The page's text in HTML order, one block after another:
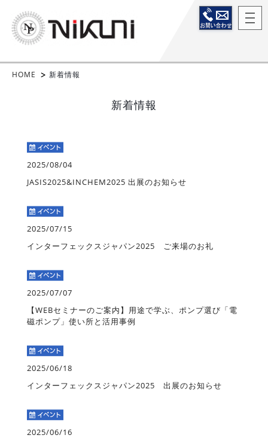
HOME 新着情報
新着情報
2025/08/04
JASIS2025&INCHEM2025 出展のお知らせ
2025/07/15
インターフェックスジャパン2025 ご来場のお礼
2025/07/07
【WEBセミナーのご案内】用途で学ぶ、ポンプ選び「電
磁ポンプ」使い所と活用事例
2025/06/18
インターフェックスジャパン2025 出展のお知らせ
2025/06/16